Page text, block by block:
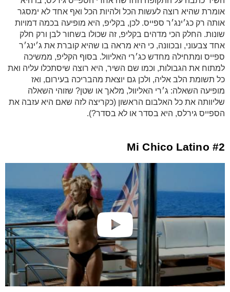
אומרת שהיא רוצה לעשות הכל ולהיות הכל ואף אחד לא ימסגר
אותה רק כג׳ינג׳ר ספייס. לכן, בקליפ, היא מופיעה בכמה דמויות
שונות. החלק הכי מדהים בקליפ, זה שכולו בשחור לבן ורק חלק
אחד צבעוני, ובכוונה, כי היא מראה בו שהיא קוברת את ג׳ינג׳ר
ספייס ומתחילה מחדש כג׳רי האליוול. בסוף הקליפ, ממשיכה
למתוח את הגבולות, וכמו שם השיר, היא רוצה שיסתכלו עליה ואת
כל תשומת הלב אליה, ולכן גם יוצאת מהבריכה בעירום, ואז
מופיעה השאלה: ג׳רי האליוול, מלאך או שטן? שזוהי השאלה
שליוותה את כל האלבום הראשון (כקריצה לזה שאם היא עזבה את
הספייס גירלס, היא בסדר או לא בסדר?).
#2 Mi Chico Latino